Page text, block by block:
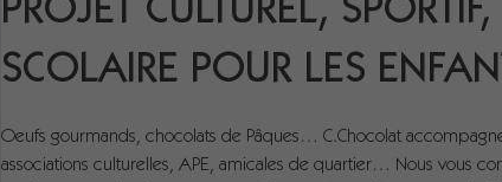
PROJET CULTUREL,
SCOLAIRE POUR LES
Oeufs gourmands, chocolats de Pâques… C.Chocolat
associations culturelles, APE, amicales de quartier… Nous vous